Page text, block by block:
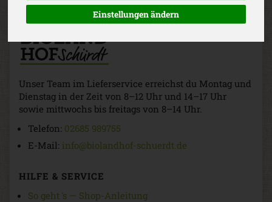
Einstellungen ändern
Unser Team im Lieferservice erreichst du Montag und
Dienstag in der Zeit von 8–12 Uhr und 14–17 Uhr
sowie mittwochs bis freitags von 8–14 Uhr.
Telefon: 02685 989755
E-Mail: info@biolandhof-schuerdt.de
HILFE & SERVICE
So geht 's — Shop-Anleitung